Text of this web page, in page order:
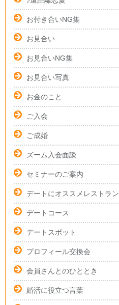
お付き合いNG集
お見合い
お見合いNG集
お見合い写真
お金のこと
ご入会
ご成婚
ズーム入会面談
セミナーのご案内
デートにオススメレストラン
デートコース
デートスポット
プロフィール交換会
会員さんとのひととき
婚活に役立つ言葉